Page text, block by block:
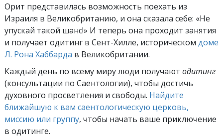
Орит представилась возможность поехать из
Израиля в Великобританию, и она сказала себе: «Не
упускай такой шанс!» И теперь она проходит занятия
и получает одитинг в Сент-Хилле, историческом доме
Л. Рона Хаббарда в Великобритании.
Каждый день по всему миру люди получают одитинг
(консультации по Саентологии), чтобы достичь
духовного просветления и свободы. Найдите
ближайшую к вам саентологическую церковь,
миссию или группу, чтобы начать ваше приключение
в одитинге.